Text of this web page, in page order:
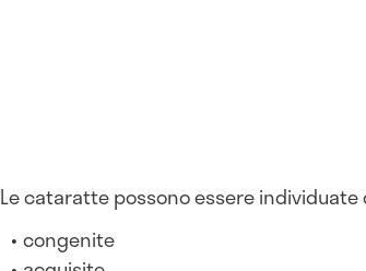
Le cataratte possono essere individuate
congenite